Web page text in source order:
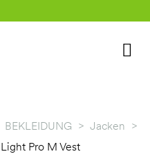
BEKLEIDUNG > Jacken >
Pro M Vest